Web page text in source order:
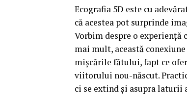
Ecografia 5D este cu
că acestea pot surprinde
Vorbim despre o experienţă
mai mult, această
mişcările fătului, fapt ce
viitorului nou-născut.
ci se extind şi asupra laturii